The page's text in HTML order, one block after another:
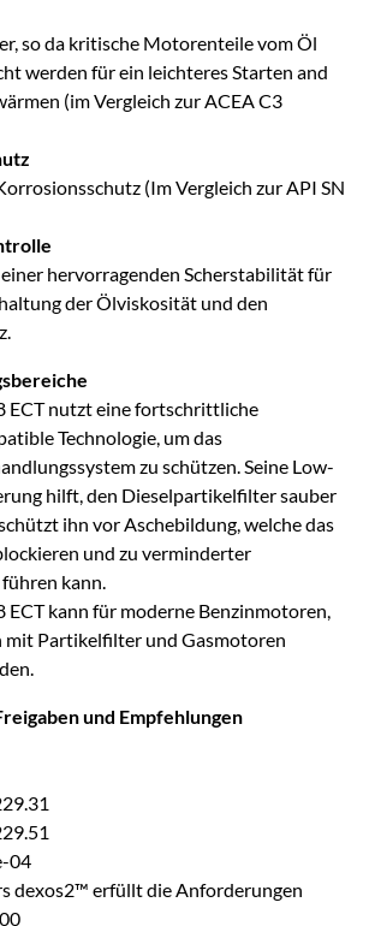
so da kritische Motorenteile vom Öl
werden für ein leichteres Starten and
(im Vergleich zur ACEA C3
(Im Vergleich zur API SN
hervorragenden Scherstabilität für
der Ölviskosität und den
ECT nutzt eine fortschrittliche
Technologie, um das
zu schützen. Seine Low-
hilft, den Dieselpartikelfilter sauber
ihn vor Aschebildung, welche das
und zu verminderter
kann.
ECT kann für moderne Benzinmotoren,
mit Partikelfilter und Gasmotoren
und Empfehlungen
04
dexos2™ erfüllt die Anforderungen